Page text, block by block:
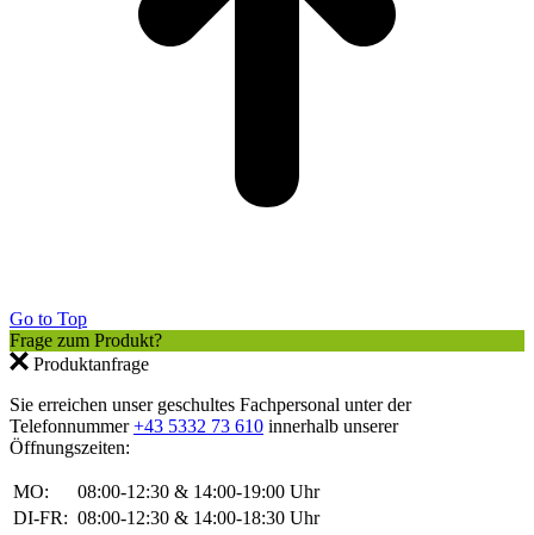
Go to Top
Frage zum Produkt?
Produktanfrage
Sie erreichen unser geschultes Fachpersonal unter der
Telefonnummer+43 5332 73 610 innerhalb unserer
Öffnungszeiten:
MO:
08:00-12:30 & 14:00-19:00 Uhr
DI-FR: 08:00-12:30 & 14:00-18:30 Uhr